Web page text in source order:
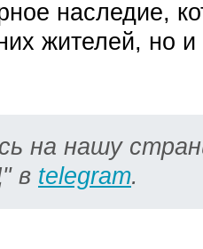
наследие,
жителей, но
на нашу
в telegram.